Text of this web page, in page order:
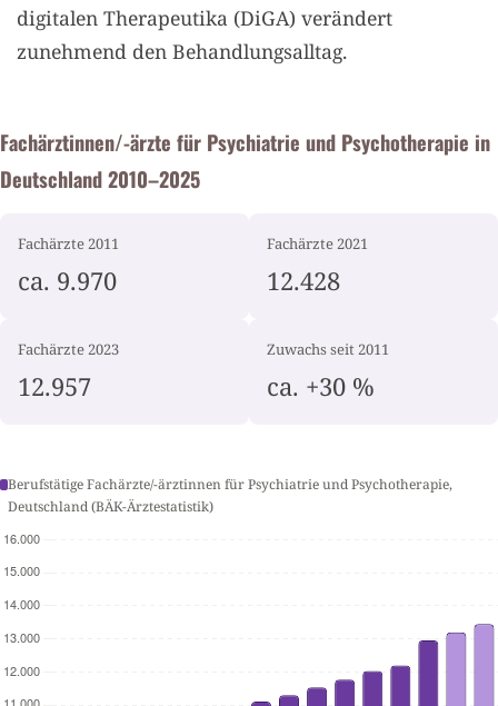
digitalen Therapeutika (DiGA) verändert
zunehmend den Behandlungsalltag.
Fachärztinnen/-ärzte für Psychiatrie und Psychotherapie in
Deutschland 2010–2025
Fachärzte 2011
ca. 9.970
Fachärzte 2021
12.428
Fachärzte 2023
12.957
Zuwachs seit 2011
ca. +30 %
Berufstätige Fachärzte/-ärztinnen für Psychiatrie und Psychotherapie,
Deutschland (BÄK-Ärztestatistik)